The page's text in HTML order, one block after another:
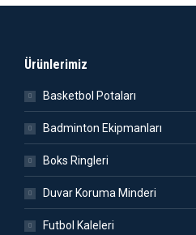
Ürünlerimiz
Basketbol Potaları
Badminton Ekipmanları
Boks Ringleri
Duvar Koruma Minderi
Futbol Kaleleri